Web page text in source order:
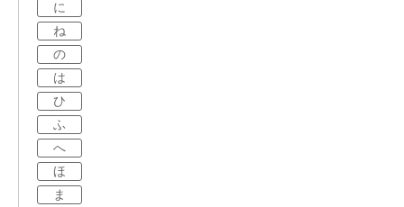
に
ね
の
は
ひ
ふ
へ
ほ
ま